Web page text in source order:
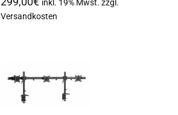
inkl. 19% Mwst. zzgl.
Versandkosten